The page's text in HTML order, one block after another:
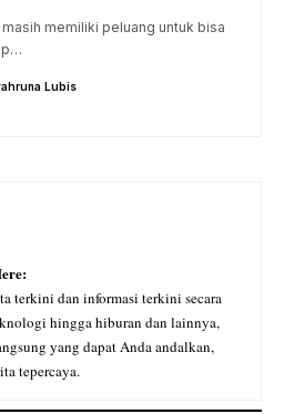
memiliki peluang untuk bisa
Lubis
terkini dan informasi terkini secara
hingga hiburan dan lainnya,
yang dapat Anda andalkan,
tepercaya.